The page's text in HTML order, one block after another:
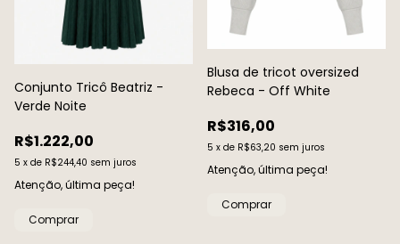
Conjunto Tricô Beatriz -
Verde Noite
R$1.222,00
5 x de R$244,40 sem juros
Atenção, última peça!
Comprar
Blusa de tricot oversized
Rebeca - Off White
R$316,00
5 x de R$63,20 sem juros
Atenção, última peça!
Comprar